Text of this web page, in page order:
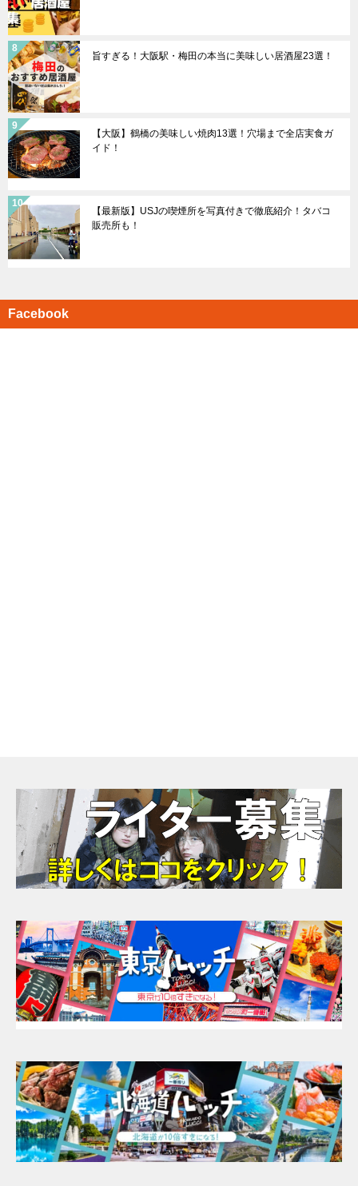
旨すぎる！大阪駅・梅田の本当に美味しい居酒屋23選！
【大阪】鶴橋の美味しい焼肉13選！穴場まで全店実食ガ
イド！
【最新版】USJの喫煙所を写真付きで徹底紹介！タバコ
販売所も！
Facebook